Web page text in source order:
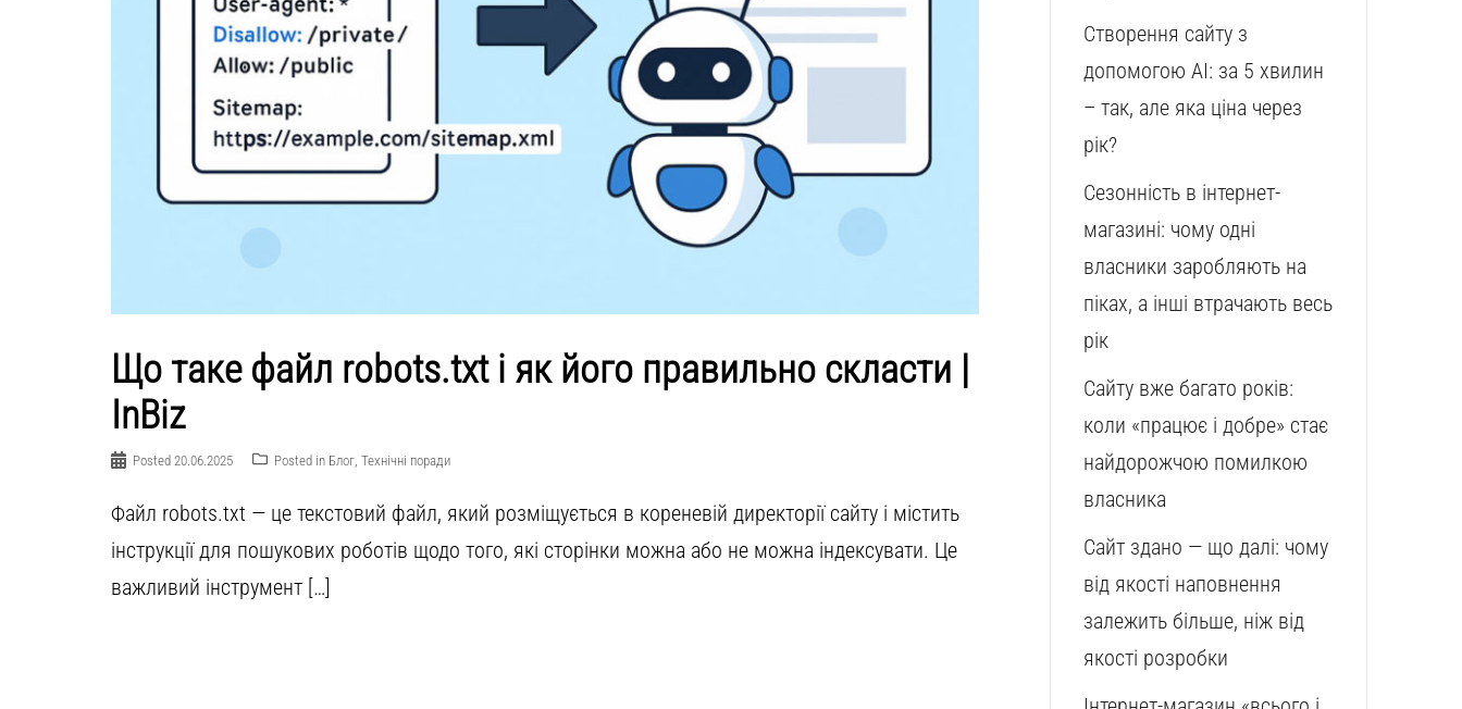
Що таке файл robots.txt і як його правильно скласти |
InBiz
Posted 20.06.2025 Posted in Блог, Технічні поради
Файл robots.txt — це текстовий файл, який розміщується в кореневій директорії сайту і містить
інструкції для пошукових роботів щодо того, які сторінки можна або не можна індексувати. Це
важливий інструмент […]
Створення сайту з
допомогою AI: за 5 хвилин
– так, але яка ціна через
рік?
Сезонність в інтернет-
магазині: чому одні
власники заробляють на
піках, а інші втрачають весь
рік
Сайту вже багато років:
коли «працює і добре» стає
найдорожчою помилкою
власника
Сайт здано — що далі: чому
від якості наповнення
залежить більше, ніж від
якості розробки